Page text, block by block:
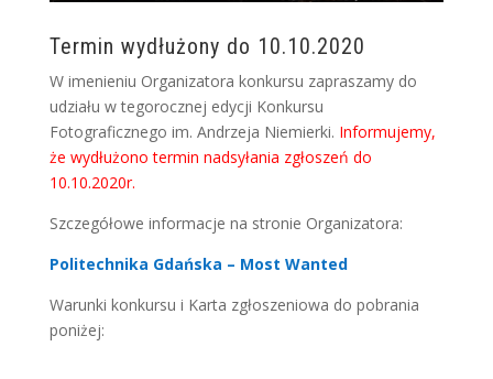
Termin wydłużony do 10.10.2020
W imenieniu Organizatora konkursu zapraszamy do
udziału w tegorocznej edycji Konkursu
Fotograficznego im. Andrzeja Niemierki. Informujemy,
że wydłużono termin nadsyłania zgłoszeń do
10.10.2020r.
Szczegółowe informacje na stronie Organizatora:
Politechnika Gdańska – Most Wanted
Warunki konkursu i Karta zgłoszeniowa do pobrania
poniżej: